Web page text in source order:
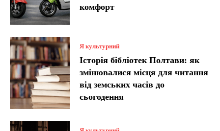
комфорт
Я культурний
Історія бібліотек Полтави: як
змінювалися місця для читання
від земських часів до
сьогодення